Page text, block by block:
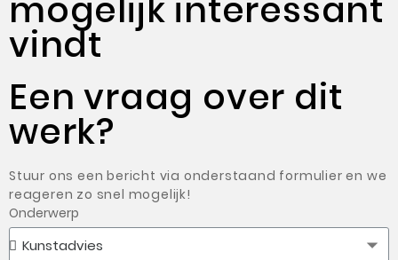
mogelijk interessant
vindt
Een vraag over dit
werk?
Stuur ons een bericht via onderstaand formulier en we
reageren zo snel mogelijk!
Onderwerp